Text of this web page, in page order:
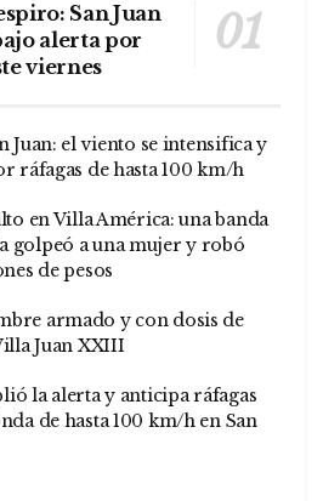
San Juan
alerta por
viernes
Juan: el viento se intensifica y
ráfagas de hasta 100 km/h
en Villa América: una banda
golpeó a una mujer y robó
de pesos
armado y con dosis de
Juan XXIII
la alerta y anticipa ráfagas
de hasta 100 km/h en San